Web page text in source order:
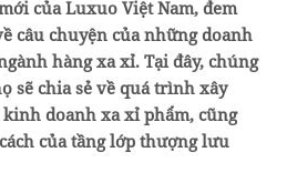
của Luxuo Việt Nam, đem
câu chuyện của những doanh
hàng xa xỉ. Tại đây, chúng
sẽ chia sẻ về quá trình xây
doanh xa xỉ phẩm, cũng
của tầng lớp thượng lưu